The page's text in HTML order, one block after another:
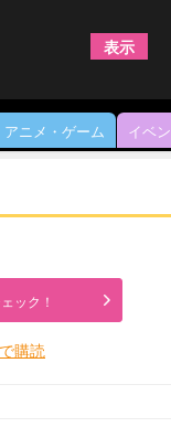
アニメ・ゲーム イベ
ック！
購読
表示